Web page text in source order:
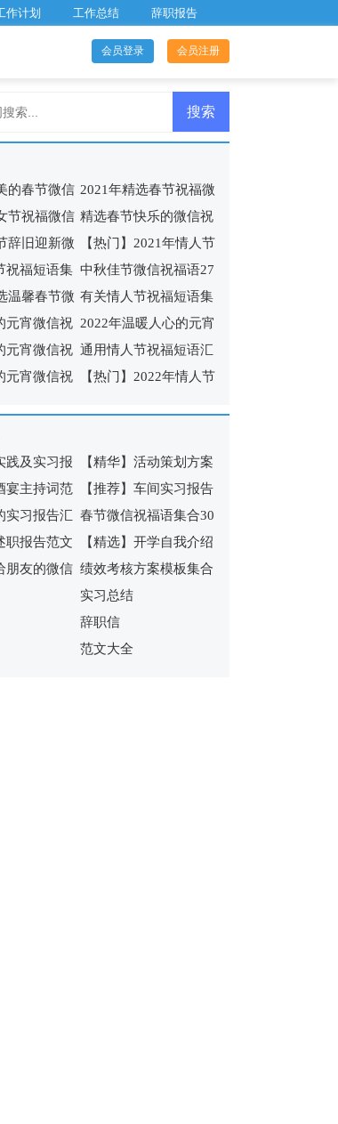
作计划 工作总结 辞职报告
会员登录 会员注册
的春节微信 2021年精选春节祝福微
信问候语27句
节祝福微信 精选春节快乐的微信祝
福语大汇总52条
辞旧迎新微
集41句
【热门】2021年情人节
祝福短语汇编49句
祝福短语集 中秋佳节微信祝福语27
条
温馨春节微
条
有关情人节祝福短语集
锦100句
元宵微信祝 2022年温暖人心的元宵
微信祝福语44条
元宵微信祝 通用情人节祝福短语汇
编97句
元宵微信祝
【热门】2022年情人节
践及实习报
【精华】活动策划方案
模板锦集8篇
宴主持词范
【推荐】车间实习报告
三篇
实习报告汇 春节微信祝福语集合30
句
职报告范文
【精选】开学自我介绍
模板锦集7篇
朋友的微信
篇
绩效考核方案模板集合
7篇
实习总结
辞职信
范文大全